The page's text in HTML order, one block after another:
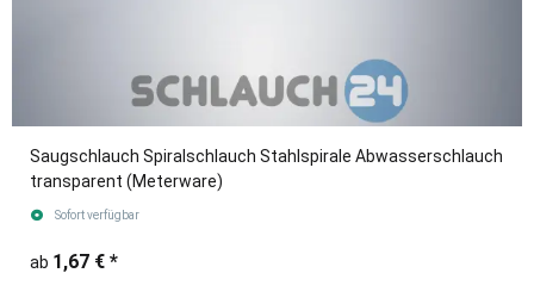
Saugschlauch Spiralschlauch Stahlspirale Abwasserschlauch
transparent (Meterware)
Sofort verfügbar
ab 1,67 € *